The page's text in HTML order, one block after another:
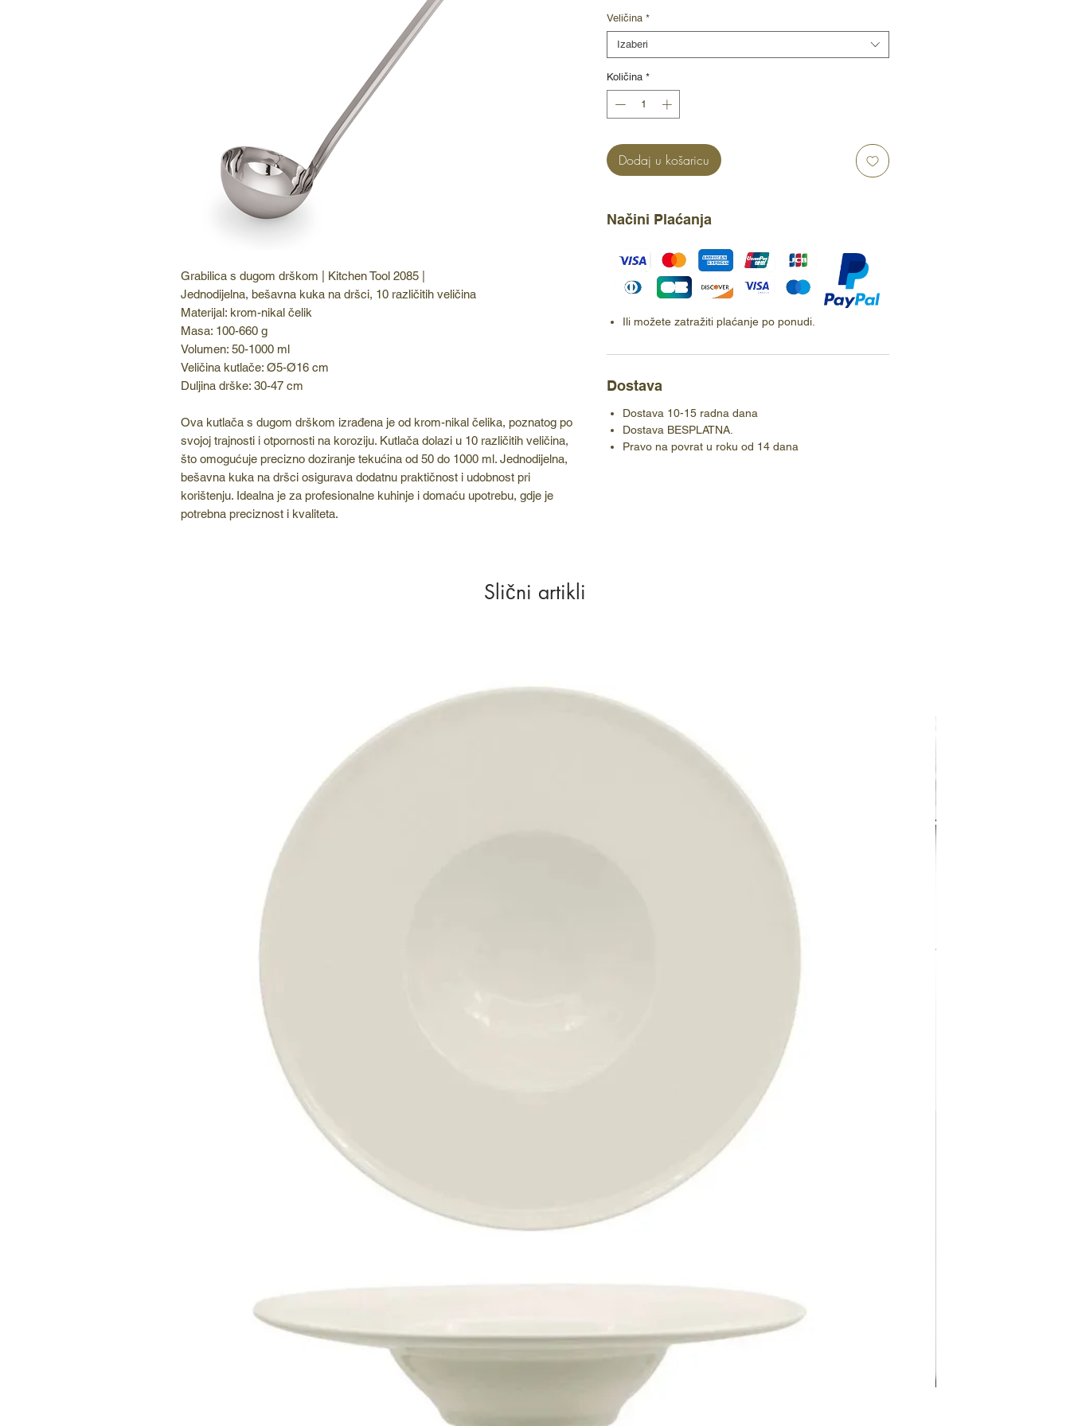
Grabilica s dugom drškom | Kitchen Tool 2085 |
Jednodijelna, bešavna kuka na dršci, 10 različitih veličina
Materijal: krom-nikal čelik
Masa: 100-660 g
Volumen: 50-1000 ml
Veličina kutlače: Ø5-Ø16 cm
Duljina drške: 30-47 cm
Ova kutlača s dugom drškom izrađena je od krom-nikal čelika, poznatog po
svojoj trajnosti i otpornosti na koroziju. Kutlača dolazi u 10 različitih veličina,
što omogućuje precizno doziranje tekućina od 50 do 1000 ml. Jednodijelna,
bešavna kuka na dršci osigurava dodatnu praktičnost i udobnost pri
korištenju. Idealna je za profesionalne kuhinje i domaću upotrebu, gdje je
potrebna preciznost i kvaliteta.
Veličina *
Izaberi
Količina *
Dodaj u košaricu
Načini Plaćanja
Ili možete zatražiti plaćanje po ponudi.
Dostava
Dostava 10-15 radna dana
Dostava BESPLATNA.
Pravo na povrat u roku od 14 dana
Slični artikli